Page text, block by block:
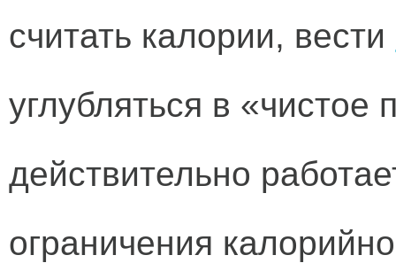
считать калории, вести
углубляться в «чистое
действительно
ограничения